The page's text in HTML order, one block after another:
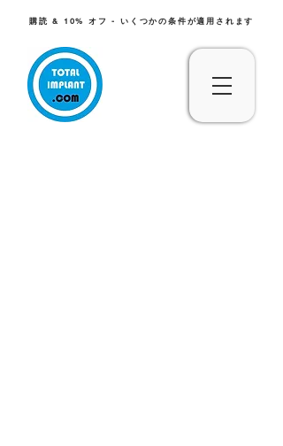
購読 & 10% オフ - いくつかの条件が適用されます